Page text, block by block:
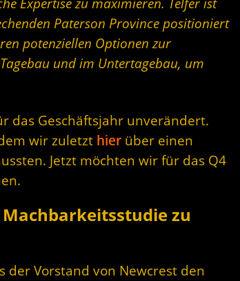
Paterson Province positioniert
potenziellen Optionen zur
und im Untertagebau, um
das Geschäftsjahr unverändert.
wir zuletzt hier über einen
Jetzt möchten wir für das Q4
zu
der Vorstand von Newcrest den